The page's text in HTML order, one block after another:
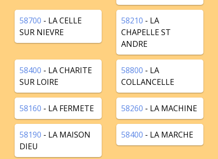
58700 - LA CELLE
SUR NIEVRE
58210 - LA
CHAPELLE ST
ANDRE
58400 - LA CHARITE
SUR LOIRE
58800 - LA
COLLANCELLE
58160 - LA FERMETE 58260 - LA MACHINE
58190 - LA MAISON
DIEU
58400 - LA MARCHE